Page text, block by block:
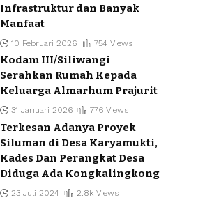
Infrastruktur dan Banyak
Manfaat
10 Februari 2026 754 Views
Kodam III/Siliwangi
Serahkan Rumah Kepada
Keluarga Almarhum Prajurit
31 Januari 2026 776 Views
Terkesan Adanya Proyek
Siluman di Desa Karyamukti,
Kades Dan Perangkat Desa
Diduga Ada Kongkalingkong
23 Juli 2024 2.8k Views